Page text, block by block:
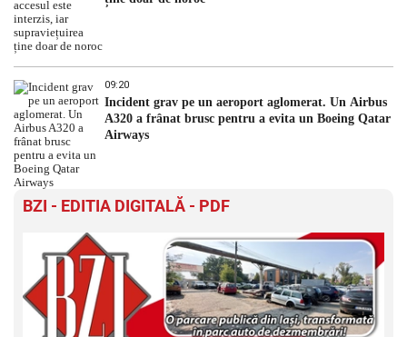
09:20
Incident grav pe un aeroport aglomerat. Un Airbus
A320 a frânat brusc pentru a evita un Boeing Qatar
Airways
BZI - EDITIA DIGITALĂ - PDF